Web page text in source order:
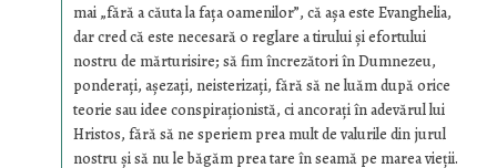
mai „fără a căuta la fața oamenilor”, că așa este Evanghelia,
dar cred că este necesară o reglare a tirului și efortului
nostru de mărturisire; să fim încrezători în Dumnezeu,
ponderați, așezați, neisterizați, fără să ne luăm după orice
teorie sau idee conspiraționistă, ci ancorați în adevărul lui
Hristos, fără să ne speriem prea mult de valurile din jurul
nostru și să nu le băgăm prea tare în seamă pe marea vieții.